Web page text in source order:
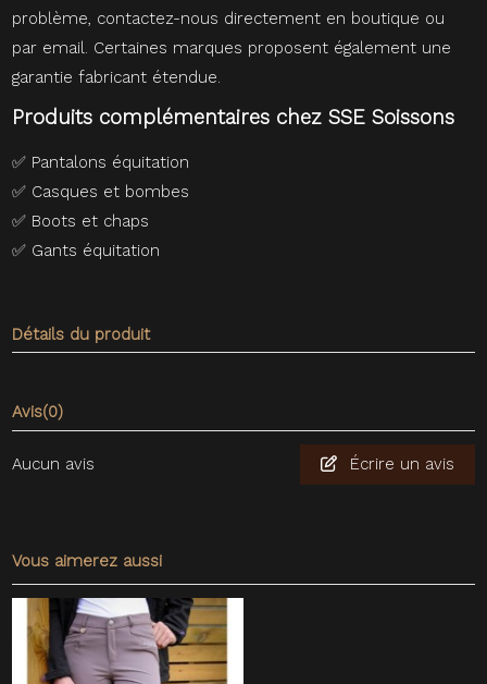
problème, contactez-nous directement en boutique ou
par email. Certaines marques proposent également une
garantie fabricant étendue.
Produits complémentaires chez SSE Soissons
✅ Pantalons équitation
✅ Casques et bombes
✅ Boots et chaps
✅ Gants équitation
Détails du produit
Avis(0)
Aucun avis Écrire un avis
Vous aimerez aussi